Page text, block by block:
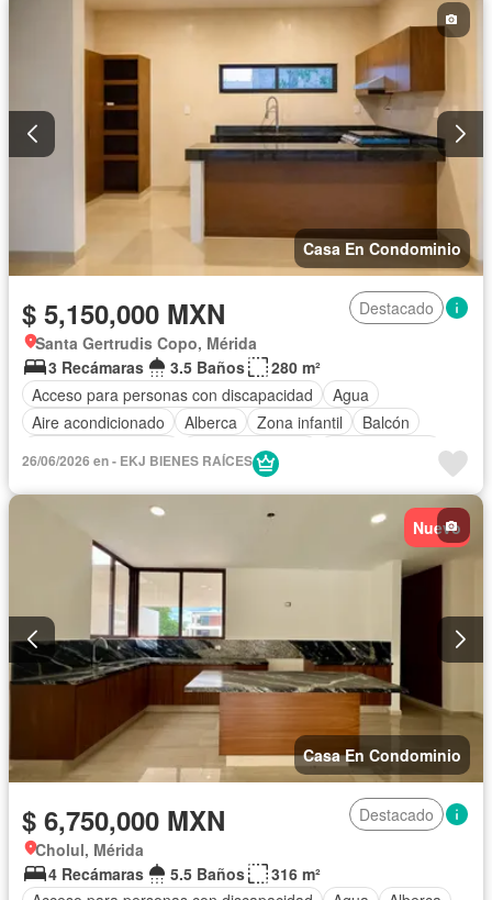
Casa En Condominio
$ 5,150,000 MXN
Destacado
Santa Gertrudis Copo, Mérida
3 Recámaras
3.5 Baños
280 m²
Acceso para personas con discapacidad
Agua
Aire acondicionado
Alberca Zona infantil
Balcón
Cocina equipada
Electricidad
Internet
Sin amueblar
26/06/2026 en - EKJ BIENES RAÍCES
Nuevo
Casa En Condominio
$ 6,750,000 MXN
Destacado
Cholul, Mérida
4 Recámaras
5.5 Baños
316 m²